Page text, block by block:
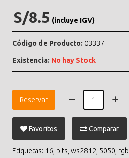
S/8.5 (incluye IGV)
Código de Producto: 03337
Existencia: No hay Stock
Reservar
Favoritos Comparar
Etiquetas: 16 bits ws2812 5050 rgb